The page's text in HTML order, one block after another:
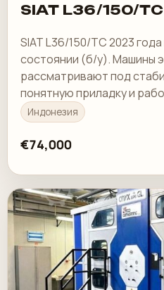
SIAT L36/150/TC
SIAT L36/150/TC 2023
состоянии (б/у). Машины
рассматривают под
понятную приладку и
Индонезия
€74,000